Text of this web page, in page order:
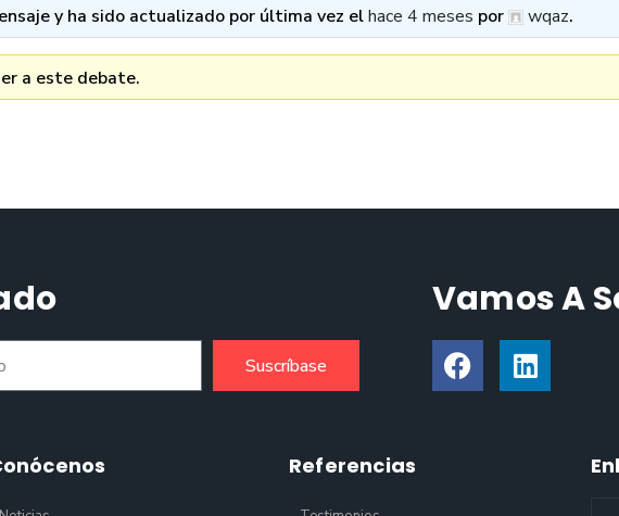
y ha sido actualizado por última vez elhace 4 meses por wqaz.
a este debate.
Suscríbase
Vamos A
Referencias